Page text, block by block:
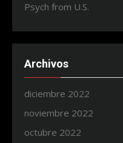
Psych from U.S.
Archivos
diciembre 2022
noviembre 2022
octubre 2022